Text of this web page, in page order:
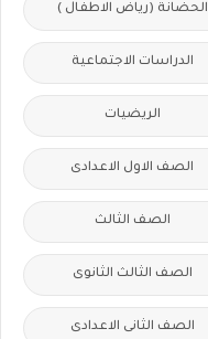
الحضانة (رياض الاطفال )
الدراسات الاجتماعية
الريضيات
الصف الاول الاعدادى
الصف الثالث
الصف الثالث الثانوى
الصف الثانى الاعدادى